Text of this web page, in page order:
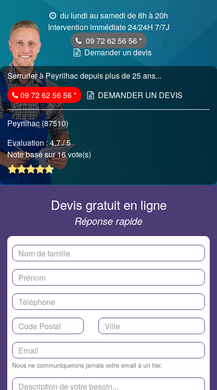
du lundi au samedi de 8h à 20h
Intervention immédiate 24/24H 7/7J
09 72 62 56 56 *
Demander un devis
Serrurier à Peyrilhac depuis plus de 25 ans...
09 72 62 56 56* DEMANDER UN DEVIS
Peyrilhac (87510)
Evaluation :4.7/ 5
Note basé sur 16 vote(s)
Devis gratuit en ligne
Réponse rapide
Nous ne communiquerons jamais votre email à un tier.